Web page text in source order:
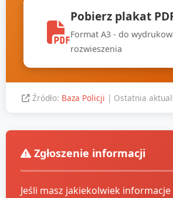
Pobierz plakat
Format A3 - do
rozwieszenia
Źródło: Baza Policji | Ostatnia
Zgłoszenie informacji
Jeśli masz jakiekolwiek